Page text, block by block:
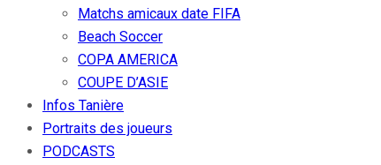
Matchs amicaux date FIFA
Beach Soccer
COPA AMERICA
COUPE D’ASIE
Infos Tanière
Portraits des joueurs
PODCASTS